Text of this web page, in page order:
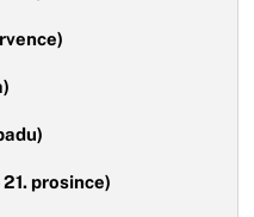
prosince)